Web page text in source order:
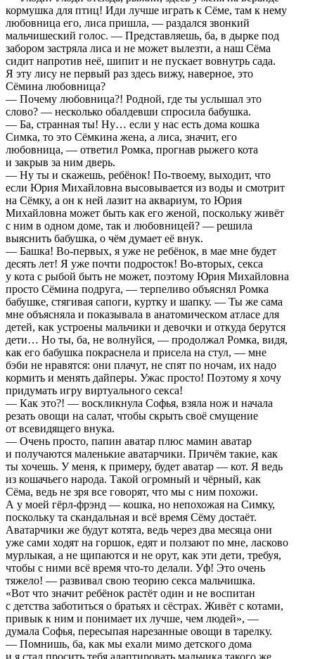
кормушка для птиц! Иди лучше играть к Сёме, там к нему
любовница его, лиса пришла, — раздался звонкий
мальчишеский голос. — Представляешь, ба, в дырке под
забором застряла лиса и не может вылезти, а наш Сёма
сидит напротив неё, шипит и не пускает вовнутрь сада.
Я эту лису не первый раз здесь вижу, наверное, это
Сёмина любовница?
— Почему любовница?! Родной, где ты услышал это
слово? — несколько обалдевши спросила бабушка.
— Ба, странная ты! Ну… если у нас есть дома кошка
Симка, то это Сёмкина жена, а лиса, значит, его
любовница, — ответил Ромка, прогнав рыжего кота
и закрыв за ним дверь.
— Ну ты и скажешь, ребёнок! По-твоему, выходит, что
если Юрия Михайловна высовывается из воды и смотрит
на Сёмку, а он к ней лазит на аквариум, то Юрия
Михайловна может быть как его женой, поскольку живёт
с ним в одном доме, так и любовницей? — решила
выяснить бабушка, о чём думает её внук.
— Башка! Во-первых, я уже не ребёнок, в мае мне будет
десять лет! Я уже почти подросток! Во-вторых, секса
у кота с рыбой быть не может, поэтому Юрия Михайловна
просто Сёмина подруга, — терпеливо объяснял Ромка
бабушке, стягивая сапоги, куртку и шапку. — Ты же сама
мне объясняла и показывала в анатомическом атласе для
детей, как устроены мальчики и девочки и откуда берутся
дети… Но ты, ба, не волнуйся, — продолжал Ромка, видя,
как его бабушка покраснела и присела на стул, — мне
бэби не нравятся: они плачут, не спят по ночам, их надо
кормить и менять дайперы. Ужас просто! Поэтому я хочу
придумать игру виртуального секса!
— Как это?! — воскликнула Софья, взяла нож и начала
резать овощи на салат, чтобы скрыть своё смущение
от всевидящего внука.
— Очень просто, папин аватар плюс мамин аватар
и получаются маленькие аватарчики. Причём такие, как
ты хочешь. У меня, к примеру, будет аватар — кот. Я ведь
из кошачьего народа. Такой огромный и чёрный, как
Сёма, ведь не зря все говорят, что мы с ним похожи.
А у моей гёрл-фрэнд — кошка, но непохожая на Симку,
поскольку та скандальная и всё время Сёму достаёт.
Аватарчики же будут котята, ведь через два месяца они
уже сами ходят на горшок, едят и ползают по мне, ласково
мурлыкая, а не щипаются и не орут, как эти дети, требуя,
чтобы с ними всё время что-то делали. Уф! Это очень
тяжело! — развивал свою теорию секса мальчишка.
«Вот что значит ребёнок растёт один и не воспитан
с детства заботиться о братьях и сёстрах. Живёт с котами,
привык к ним и понимает их лучше, чем людей», —
думала Софья, пересыпая нарезанные овощи в тарелку.
— Помнишь, ба, как мы ехали мимо детского дома
и я стал просить тебя адаптировать мальчика такого же